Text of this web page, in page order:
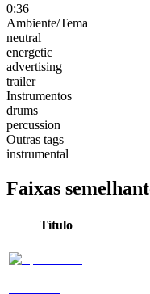
0:36
Ambiente/Tema
neutral
energetic
advertising
trailer
Instrumentos
drums
percussion
Outras tags
instrumental
Faixas
Título